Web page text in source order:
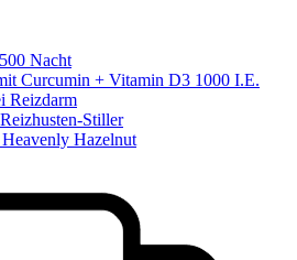
Nacht
Curcumin + Vitamin D3 1000 I.E.
Reizdarm
Stiller
Hazelnut